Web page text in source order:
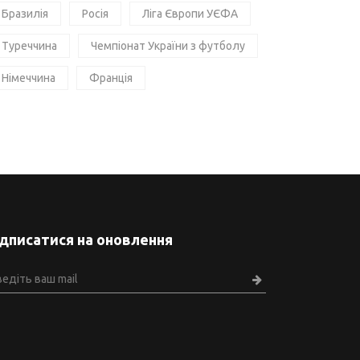
Бразилія Росія Ліга Європи УЄФА
Туреччина Чемпіонат України з футболу
Німеччина Франція
на оновлення